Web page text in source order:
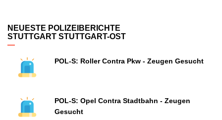
NEUESTE POLIZEIBERICHTE
STUTTGART STUTTGART-OST
POL-S: Roller Contra Pkw - Zeugen Gesucht
POL-S: Opel Contra Stadtbahn - Zeugen
Gesucht